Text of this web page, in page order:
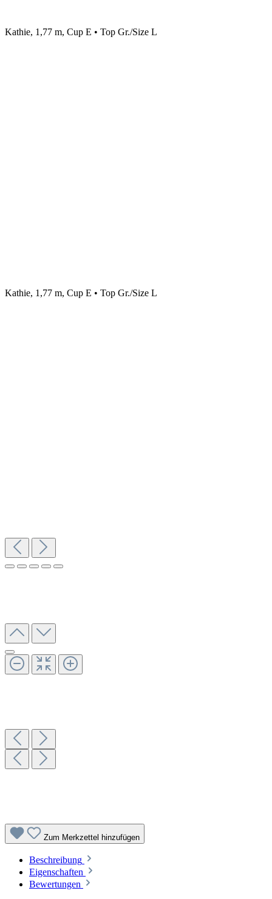
Kathie, 1,77 m, Cup E • Top Gr./Size L
Kathie, 1,77 m, Cup E • Top Gr./Size L
Zum Merkzettel hinzufügen
Beschreibung
Eigenschaften
Bewertungen